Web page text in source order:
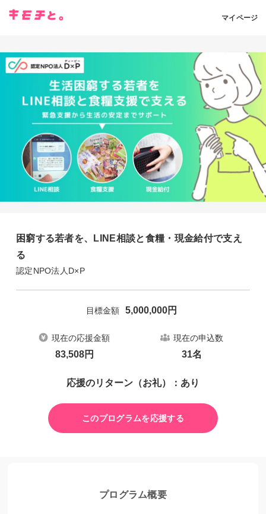
マイページ
困窮する若者を、LINE相談と食糧・現金給付で支え
る
認定NPO法人D×P
目標金額 5,000,000円
現在の応援金額
83,508円
現在の申込数
31名
応援のリターン（お礼）：あり
このプログラムを応援する
プログラム概要